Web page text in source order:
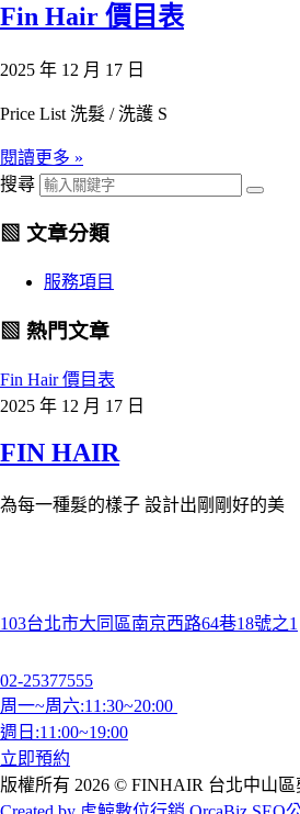
Fin Hair 價目表
2025 年 12 月 17 日
Price List 洗髮 / 洗護 S
閱讀更多 »
搜尋
▧ 文章分類
服務項目
▧ 熱門文章
Fin Hair 價目表
2025 年 12 月 17 日
FIN HAIR
為每一種髮的樣子 設計出剛剛好的美
103台北市大同區南京西路64巷18號之1
02-25377555
周一~周六:11:30~20:00
週日:11:00~19:00
立即預約
版權所有 2026 © FINHAIR 台北中山